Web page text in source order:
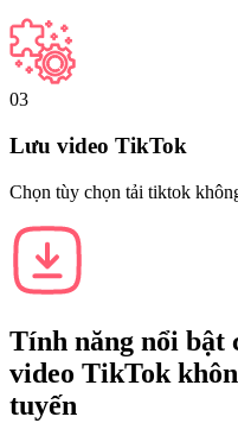
03
Lưu video TikTok
Chọn tùy chọn tải tiktok
Tính năng nổi bật
video TikTok
tuyến